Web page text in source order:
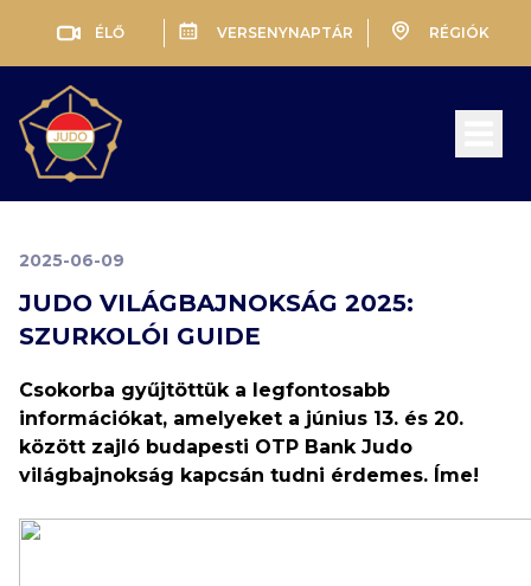
ÉLŐ VERSENYNAPTÁR RÉGIÓK
2025-06-09
JUDO VILÁGBAJNOKSÁG 2025:
SZURKOLÓI GUIDE
Csokorba gyűjtöttük a legfontosabb
információkat, amelyeket a június 13. és 20.
között zajló budapesti OTP Bank Judo
világbajnokság kapcsán tudni érdemes. Íme!